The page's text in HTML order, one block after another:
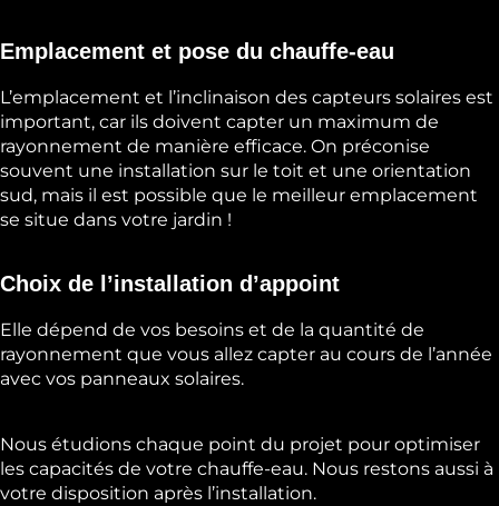
Emplacement et pose du chauffe-eau
L’emplacement et l’inclinaison des capteurs solaires est
important, car ils doivent capter un maximum de
rayonnement de manière efficace. On préconise
souvent une installation sur le toit et une orientation
sud, mais il est possible que le meilleur emplacement
se situe dans votre jardin !
Choix de l’installation d’appoint
Elle dépend de vos besoins et de la quantité de
rayonnement que vous allez capter au cours de l’année
avec vos panneaux solaires.
Nous étudions chaque point du projet pour optimiser
les capacités de votre chauffe-eau. Nous restons aussi à
votre disposition après l’installation.